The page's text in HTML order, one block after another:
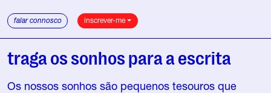
falar connosco inscrever-me
traga os sonhos para a escrita
Os nossos sonhos são pequenos tesouros que